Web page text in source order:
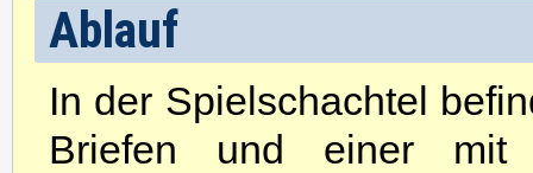
Ablauf
In der Spielschachtel
Briefen und einer mit